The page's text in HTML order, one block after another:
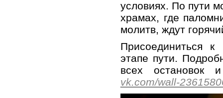
условиях. По пути
храмах, где
молитв, ждут
Присоединиться
этапе пути.
всех
vk.com/wall-